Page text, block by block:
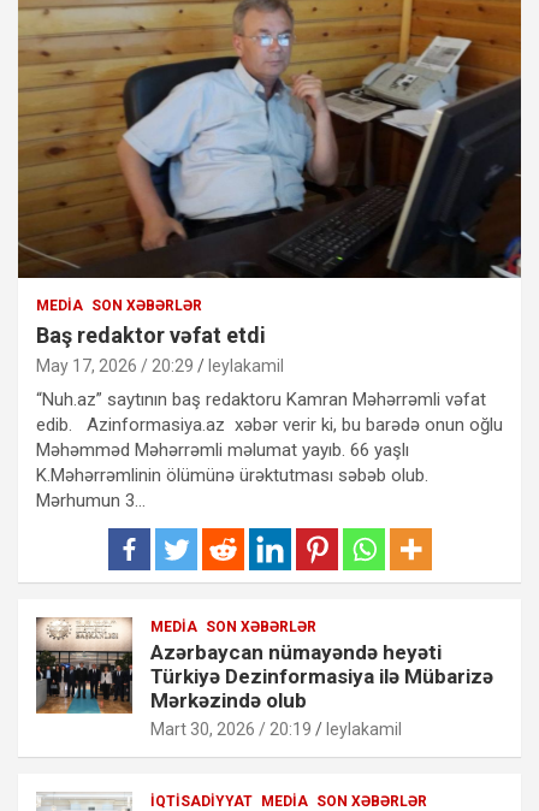
MEDIA SON XƏBƏRLƏR
Baş redaktor vəfat etdi
May 17, 2026 / 20:29 leylakamil
“Nuh.az” saytının baş redaktoru Kamran Məhərrəmli vəfat
edib. Azinformasiya.az xəbər verir ki, bu barədə onun oğlu
Məhəmməd Məhərrəmli məlumat yayıb. 66 yaşlı
K.Məhərrəmlinin ölümünə ürəktutması səbəb olub.
Mərhumun 3…
MEDIA SON XƏBƏRLƏR
Azərbaycan nümayəndə heyəti
Türkiyə Dezinformasiya ilə Mübarizə
Mərkəzində olub
Mart 30, 2026 / 20:19 leylakamil
İQTISADIYYAT MEDIA SON XƏBƏRLƏR